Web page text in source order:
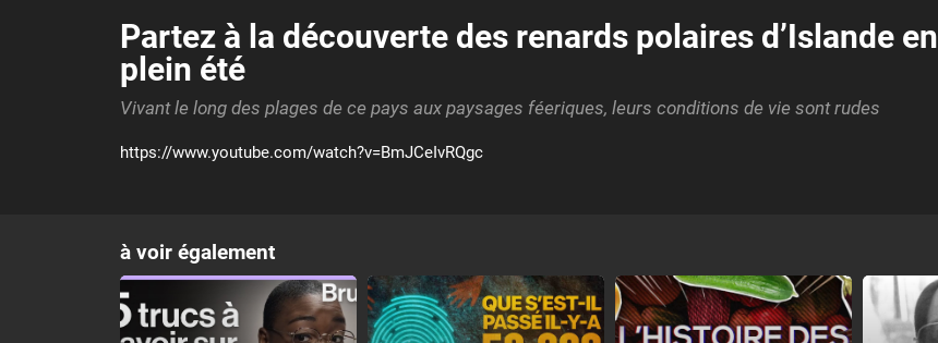
Partez à la découverte des renards polaires d’Islande en
plein été
Vivant le long des plages de ce pays aux paysages féeriques, leurs conditions de vie sont rudes
https://www.youtube.com/watch?v=BmJCeIvRQgc
à voir également